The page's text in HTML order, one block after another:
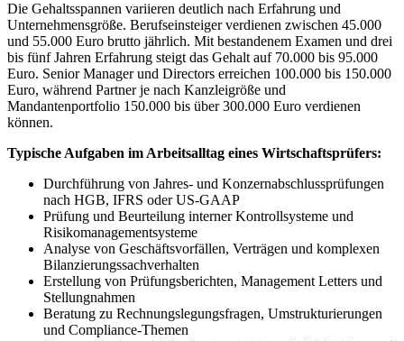
Die Gehaltsspannen variieren deutlich nach Erfahrung und
Unternehmensgröße. Berufseinsteiger verdienen zwischen 45.000
und 55.000 Euro brutto jährlich. Mit bestandenem Examen und drei
bis fünf Jahren Erfahrung steigt das Gehalt auf 70.000 bis 95.000
Euro. Senior Manager und Directors erreichen 100.000 bis 150.000
Euro, während Partner je nach Kanzleigröße und
Mandantenportfolio 150.000 bis über 300.000 Euro verdienen
können.
Typische Aufgaben im Arbeitsalltag eines Wirtschaftsprüfers:
Durchführung von Jahres- und Konzernabschlussprüfungen
nach HGB, IFRS oder US-GAAP
Prüfung und Beurteilung interner Kontrollsysteme und
Risikomanagementsysteme
Analyse von Geschäftsvorfällen, Verträgen und komplexen
Bilanzierungssachverhalten
Erstellung von Prüfungsberichten, Management Letters und
Stellungnahmen
Beratung zu Rechnungslegungsfragen, Umstrukturierungen
und Compliance-Themen